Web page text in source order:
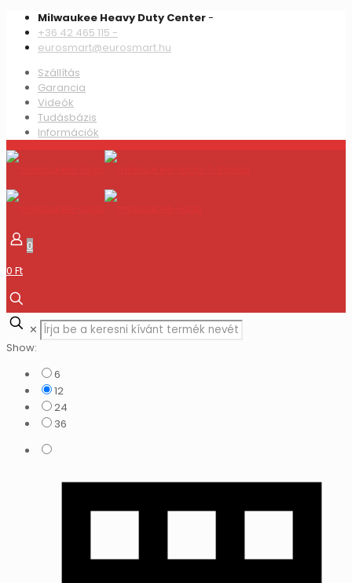
Milwaukee Heavy Duty Center-
+36 42 465 115 -
eurosmart@eurosmart.hu
Szállítás
Garancia
Videók
Tudásbázis
Információk
0
0 Ft
✕
Show:
6
12
24
36